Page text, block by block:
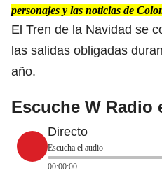
personajes y las noticias de
El Tren de la Navidad se
las salidas obligadas
año.
Escuche W Radio
Directo
Escucha el audio
00:00:00